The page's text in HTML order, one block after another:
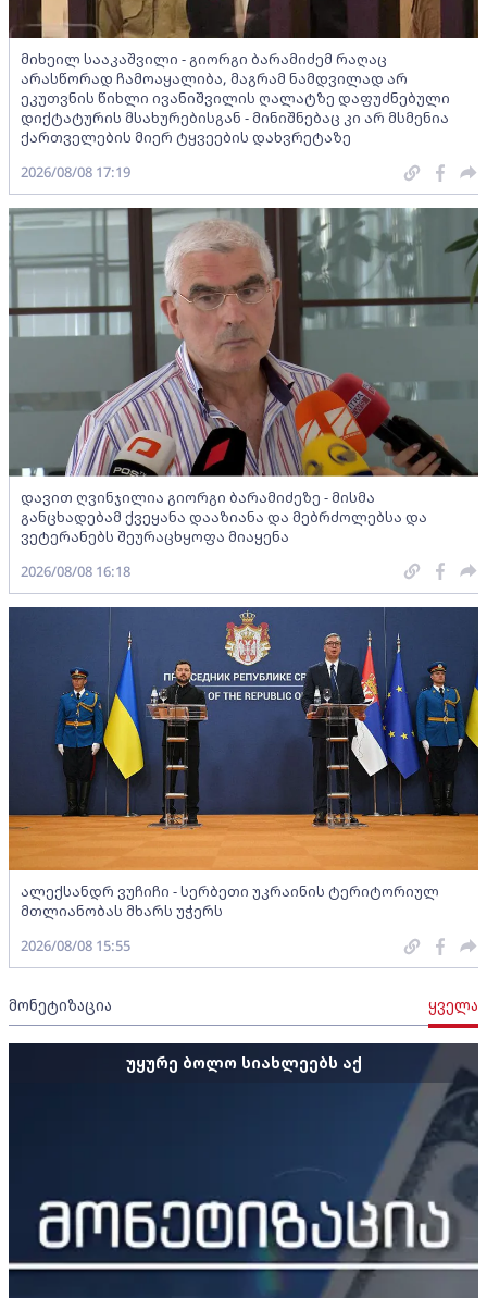
მიხეილ სააკაშვილი - გიორგი ბარამიძემ რაღაც
არასწორად ჩამოაყალიბა, მაგრამ ნამდვილად არ
ეკუთვნის წიხლი ივანიშვილის ღალატზე დაფუძნებული
დიქტატურის მსახურებისგან - მინიშნებაც კი არ მსმენია
ქართველების მიერ ტყვეების დახვრეტაზე
2026/08/08 17:19
დავით ღვინჯილია გიორგი ბარამიძეზე - მისმა
განცხადებამ ქვეყანა დააზიანა და მებრძოლებსა და
ვეტერანებს შეურაცხყოფა მიაყენა
2026/08/08 16:18
ალექსანდრ ვუჩიჩი - სერბეთი უკრაინის ტერიტორიულ
მთლიანობას მხარს უჭერს
2026/08/08 15:55
მონეტიზაცია ყველა
უყურე ბოლო სიახლეებს აქ